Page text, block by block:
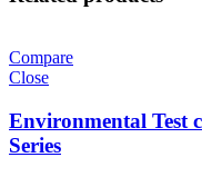
Compare
Close
Environmental Test
Series